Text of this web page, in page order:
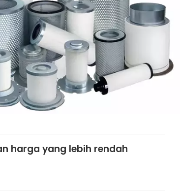
русский
Melayu
harga yang lebih rendah